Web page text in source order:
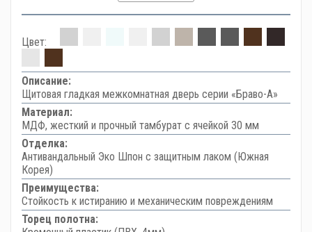
Цвет:
Описание:
Щитовая гладкая межкомнатная дверь серии «Браво-А»
Материал:
МДФ, жесткий и прочный тамбурат с ячейкой 30 мм
Отделка:
Антивандальный Эко Шпон с защитным лаком (Южная
Корея)
Преимущества:
Стойкость к истиранию и механическим повреждениям
Торец полотна: